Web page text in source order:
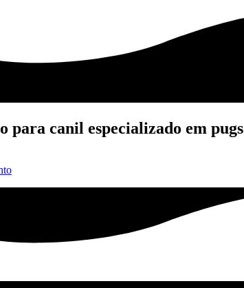
para canil especializado em pugs